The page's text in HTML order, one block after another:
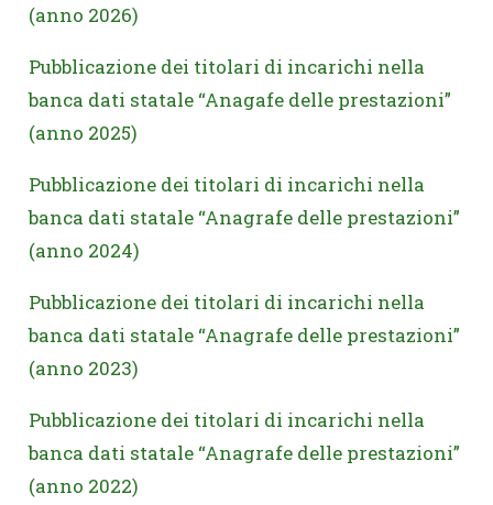
(anno 2026)
Pubblicazione dei titolari di incarichi nella
banca dati statale “Anagafe delle prestazioni”
(anno 2025)
Pubblicazione dei titolari di incarichi nella
banca dati statale “Anagrafe delle prestazioni”
(anno 2024)
Pubblicazione dei titolari di incarichi nella
banca dati statale “Anagrafe delle prestazioni”
(anno 2023)
Pubblicazione dei titolari di incarichi nella
banca dati statale “Anagrafe delle prestazioni”
(anno 2022)